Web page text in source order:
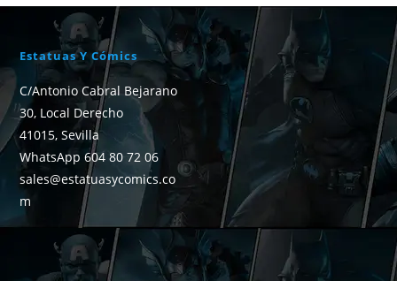
Estatuas Y Cómics
C/Antonio Cabral Bejarano
30, Local Derecho
41015, Sevilla
WhatsApp 604 80 72 06
sales@estatuasycomics.co
m